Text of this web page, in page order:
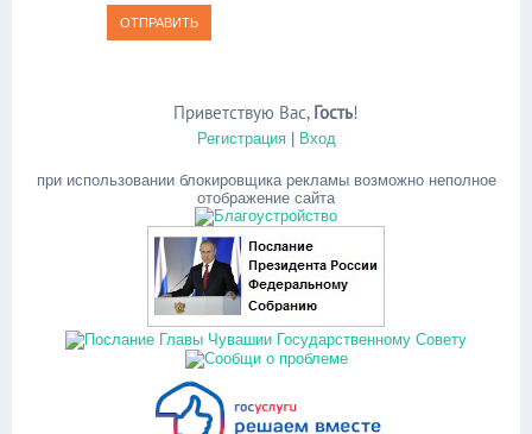
ОТПРАВИТЬ
Приветствую Вас, Гость!
Регистрация| Вход
при использовании блокировщика рекламы возможно неполное
отображение сайта